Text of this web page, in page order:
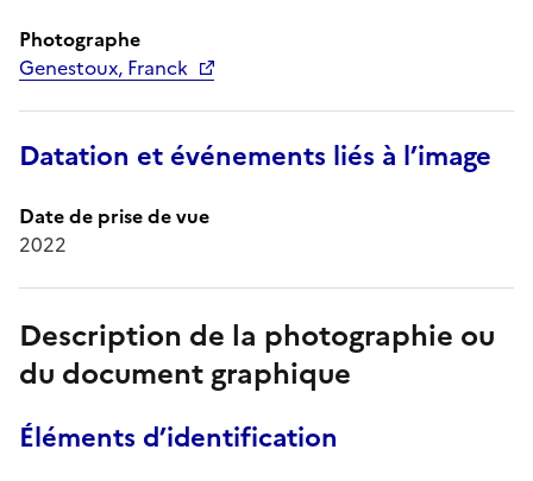
Photographe
Genestoux, Franck
Datation et événements liés à l’image
Date de prise de vue
2022
Description de la photographie ou
du document graphique
Éléments d’identification